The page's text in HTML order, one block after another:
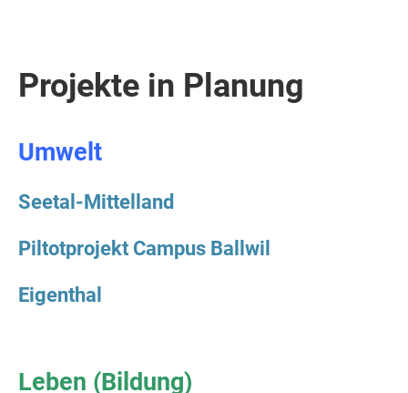
Projekte in Planung
Umwelt
Seetal-Mittelland
Piltotprojekt Campus Ballwil
Eigenthal
Leben (Bildung)